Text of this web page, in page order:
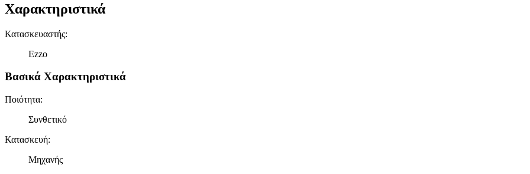
Χαρακτηριστικά
Κατασκευαστής:
Ezzo
Βασικά Χαρακτηριστικά
Ποιότητα:
Συνθετικό
Κατασκευή:
Μηχανής